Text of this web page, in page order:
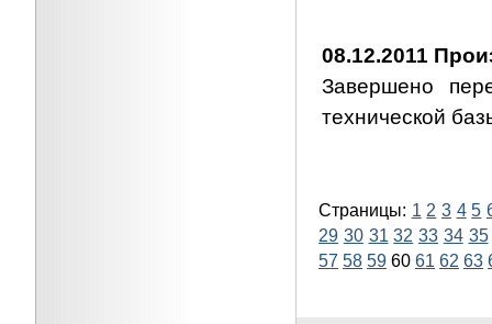
08.12.2011
Завершено
технической
Страницы: 1 2 3 4 5
29 30 31 32 33 34 35
57 58 59 60 61 62 63